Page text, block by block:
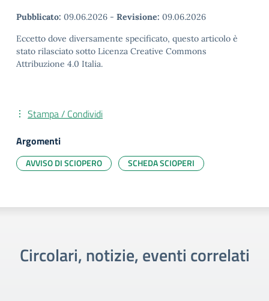
Pubblicato: 09.06.2026 - Revisione: 09.06.2026
Eccetto dove diversamente specificato, questo articolo è
stato rilasciato sotto Licenza Creative Commons
Attribuzione 4.0 Italia.
Stampa / Condividi
Argomenti
AVVISO DI SCIOPERO SCHEDA SCIOPERI
Circolari, notizie, eventi correlati